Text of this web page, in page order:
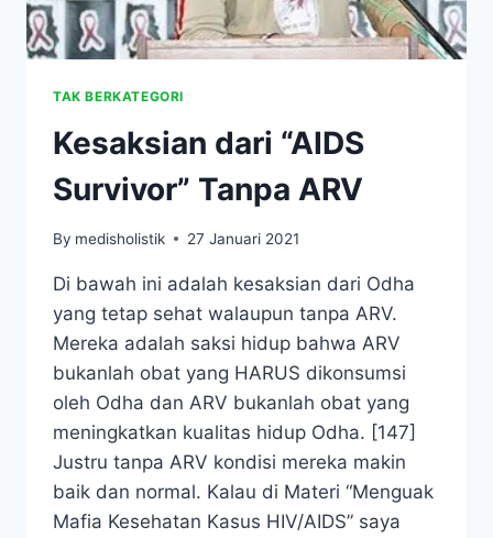
TAK BERKATEGORI
Kesaksian dari “AIDS
Survivor” Tanpa ARV
By medisholistik 27 Januari 2021
Di bawah ini adalah kesaksian dari Odha
yang tetap sehat walaupun tanpa ARV.
Mereka adalah saksi hidup bahwa ARV
bukanlah obat yang HARUS dikonsumsi
oleh Odha dan ARV bukanlah obat yang
meningkatkan kualitas hidup Odha. [147]
Justru tanpa ARV kondisi mereka makin
baik dan normal. Kalau di Materi “Menguak
Mafia Kesehatan Kasus HIV/AIDS” saya